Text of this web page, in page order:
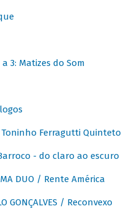
3: Matizes do Som
Toninho Ferragutti Quinteto
Barroco - do claro ao escuro
DUO / Rente América
GONÇALVES / Reconvexo